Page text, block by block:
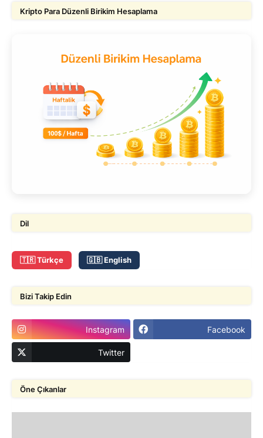
Kripto Para Düzenli Birikim Hesaplama
Dil
🇹🇷 Türkçe 🇬🇧 English
Bizi Takip Edin
Instagram Facebook
Twitter
Öne Çıkanlar